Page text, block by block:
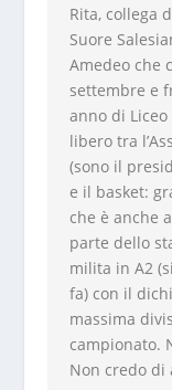
Rita, collega
Suore
Amedeo che
settembre e
anno di
libero tra
(sono il
e il basket:
che è anche
parte dello
milita in A2
fa) con il
massima
campionato.
Non credo di